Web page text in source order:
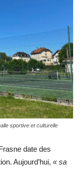
sportive et culturelle
date des
Aujourd’hui, « sa